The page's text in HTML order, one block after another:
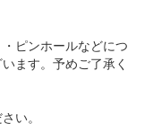
ピンホールなどにつ
ます。予めご了承く
い。